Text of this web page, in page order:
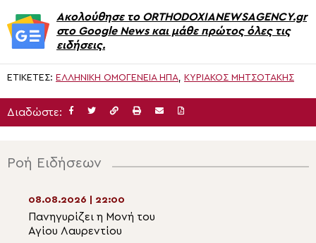
Ακολούθησε το ORTHODOXIANEWSAGENCY.gr
στο Google News και μάθε πρώτος όλες τις
ειδήσεις.
ΕΤΙΚΈΤΕΣ: ΕΛΛΗΝΙΚΉ ΟΜΟΓΈΝΕΙΑ ΗΠΑ, ΚΥΡΙΆΚΟΣ ΜΗΤΣΟΤΆΚΗΣ
Διαδώστε:
Ροή Ειδήσεων
08.08.2026 | 22:00
Πανηγυρίζει η Μονή του
Αγίου Λαυρεντίου